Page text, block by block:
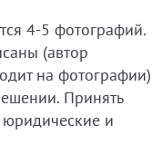
4-5 фотографий.
(автор
на фотографии)
Принять
юридические и